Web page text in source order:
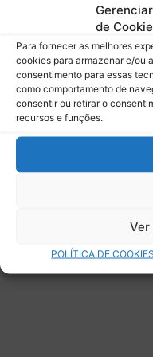
de
Para fornecer as melhores
cookies para armazenar e/ou
consentimento para essas
como comportamento de
consentir ou retirar o
recursos e funções.
POLÍTICA DE COOKIES
Deixe uma resposta